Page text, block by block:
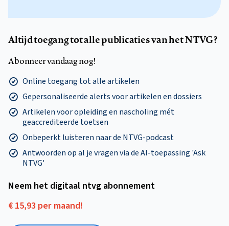
Altijd toegang tot alle publicaties van het NTVG?
Abonneer vandaag nog!
Online toegang tot alle artikelen
Gepersonaliseerde alerts voor artikelen en dossiers
Artikelen voor opleiding en nascholing mét
geaccrediteerde toetsen
Onbeperkt luisteren naar de NTVG-podcast
Antwoorden op al je vragen via de AI-toepassing 'Ask
NTVG'
Neem het digitaal ntvg abonnement
€ 15,93 per maand!